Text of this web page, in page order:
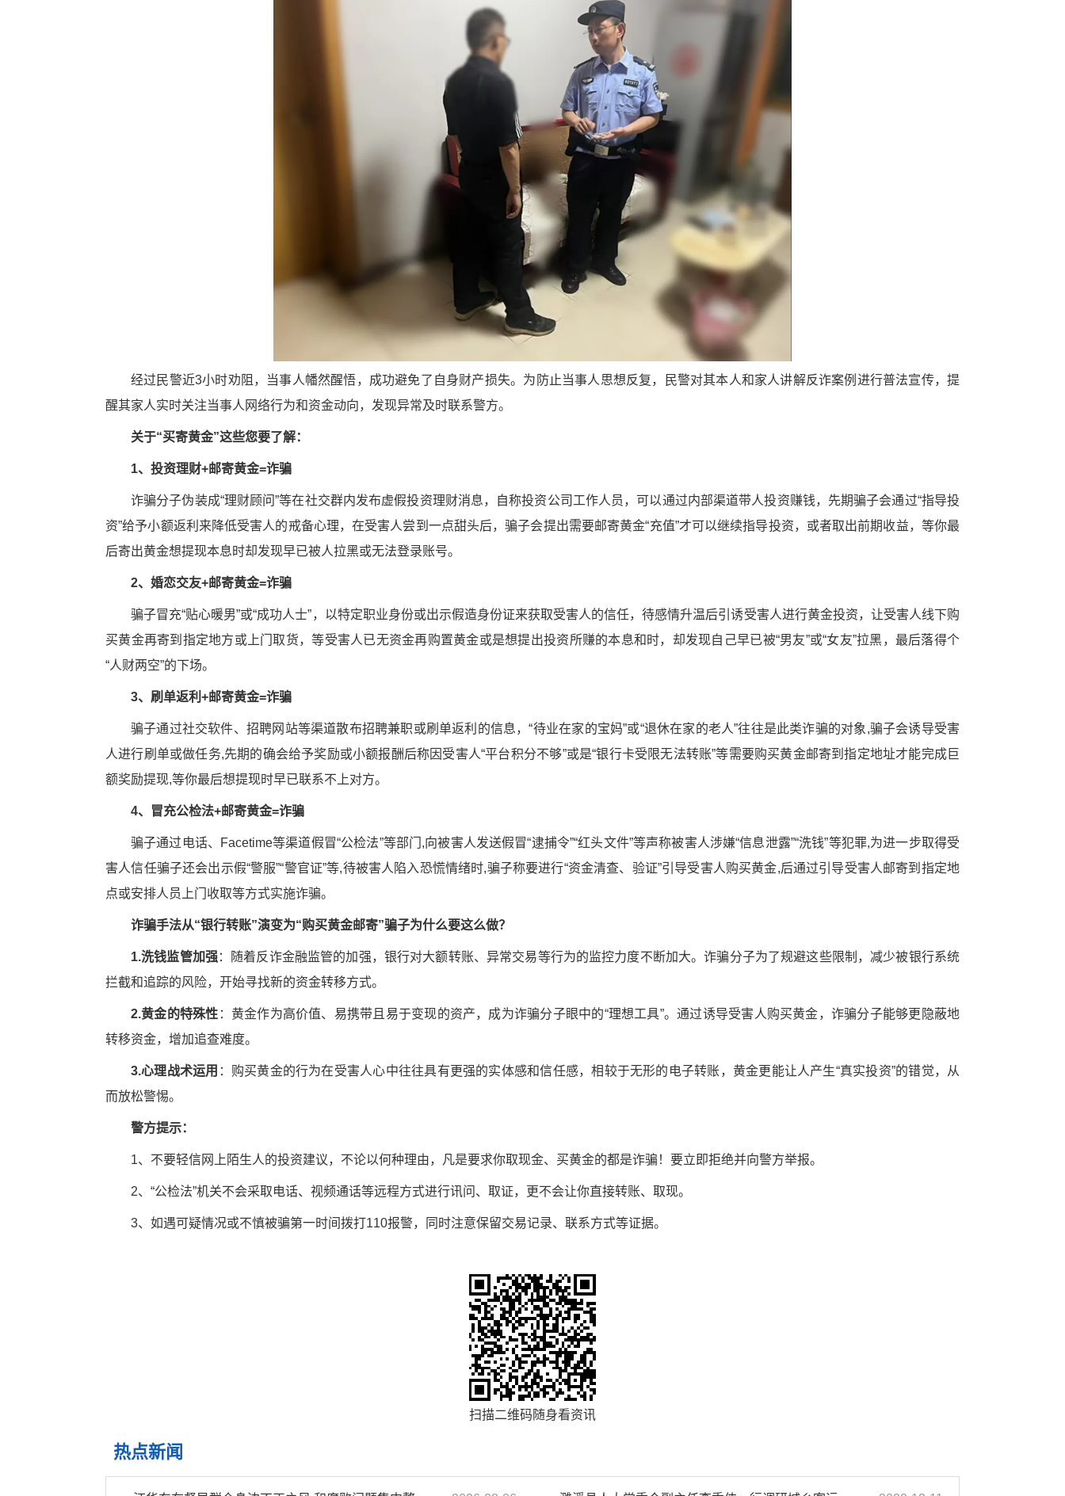
经过民警近3小时劝阻，当事人幡然醒悟，成功避免了自身财产损失。为防止当事人思想反复，民警对其本人和家人讲解反诈案例进行普法宣传，提
醒其家人实时关注当事人网络行为和资金动向，发现异常及时联系警方。
关于“买寄黄金”这些您要了解：
1、投资理财+邮寄黄金=诈骗
诈骗分子伪装成“理财顾问”等在社交群内发布虚假投资理财消息，自称投资公司工作人员，可以通过内部渠道带人投资赚钱，先期骗子会通过“指导投
资”给予小额返利来降低受害人的戒备心理，在受害人尝到一点甜头后，骗子会提出需要邮寄黄金“充值”才可以继续指导投资，或者取出前期收益，等你最
后寄出黄金想提现本息时却发现早已被人拉黑或无法登录账号。
2、婚恋交友+邮寄黄金=诈骗
骗子冒充“贴心暖男”或“成功人士”，以特定职业身份或出示假造身份证来获取受害人的信任，待感情升温后引诱受害人进行黄金投资，让受害人线下购
买黄金再寄到指定地方或上门取货，等受害人已无资金再购置黄金或是想提出投资所赚的本息和时，却发现自己早已被“男友”或“女友”拉黑，最后落得个
“人财两空”的下场。
3、刷单返利+邮寄黄金=诈骗
骗子通过社交软件、招聘网站等渠道散布招聘兼职或刷单返利的信息，“待业在家的宝妈”或“退休在家的老人”往往是此类诈骗的对象,骗子会诱导受害
人进行刷单或做任务,先期的确会给予奖励或小额报酬后称因受害人“平台积分不够”或是“银行卡受限无法转账”等需要购买黄金邮寄到指定地址才能完成巨
额奖励提现,等你最后想提现时早已联系不上对方。
4、冒充公检法+邮寄黄金=诈骗
骗子通过电话、Facetime等渠道假冒“公检法”等部门,向被害人发送假冒“逮捕令”“红头文件”等声称被害人涉嫌“信息泄露”“洗钱”等犯罪,为进一步取得受
害人信任骗子还会出示假“警服”“警官证”等,待被害人陷入恐慌情绪时,骗子称要进行“资金清查、验证”引导受害人购买黄金,后通过引导受害人邮寄到指定地
点或安排人员上门收取等方式实施诈骗。
诈骗手法从“银行转账”演变为“购买黄金邮寄”骗子为什么要这么做？
1.洗钱监管加强：随着反诈金融监管的加强，银行对大额转账、异常交易等行为的监控力度不断加大。诈骗分子为了规避这些限制，减少被银行系统
拦截和追踪的风险，开始寻找新的资金转移方式。
2.黄金的特殊性 ：黄金作为高价值、易携带且易于变现的资产，成为诈骗分子眼中的“理想工具”。通过诱导受害人购买黄金，诈骗分子能够更隐蔽地
转移资金，增加追查难度。
3.心理战术运用 ：购买黄金的行为在受害人心中往往具有更强的实体感和信任感，相较于无形的电子转账，黄金更能让人产生“真实投资”的错觉，从
而放松警惕。
警方提示：
1、不要轻信网上陌生人的投资建议，不论以何种理由，凡是要求你取现金、买黄金的都是诈骗！要立即拒绝并向警方举报。
2、“公检法”机关不会采取电话、视频通话等远程方式进行讯问、取证，更不会让你直接转账、取现。
3、如遇可疑情况或不慎被骗第一时间拨打110报警，同时注意保留交易记录、联系方式等证据。
扫描二维码随身看资讯
热点新闻